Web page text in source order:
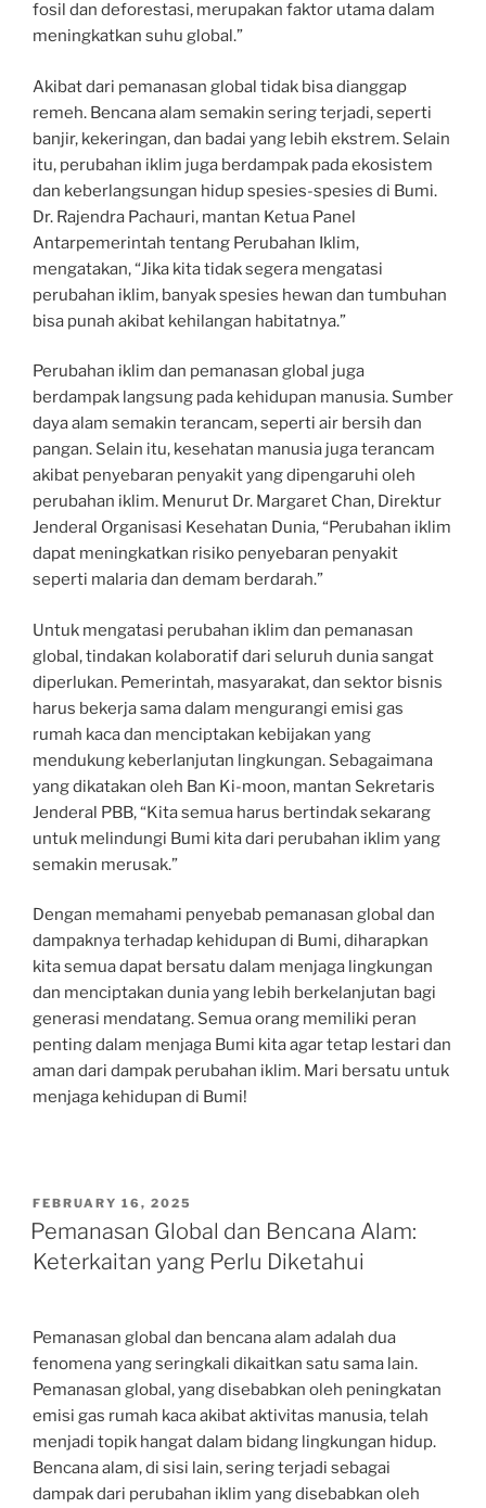
fosil dan deforestasi, merupakan faktor utama dalam
meningkatkan suhu global.”
Akibat dari pemanasan global tidak bisa dianggap
remeh. Bencana alam semakin sering terjadi, seperti
banjir, kekeringan, dan badai yang lebih ekstrem. Selain
itu, perubahan iklim juga berdampak pada ekosistem
dan keberlangsungan hidup spesies-spesies di Bumi.
Dr. Rajendra Pachauri, mantan Ketua Panel
Antarpemerintah tentang Perubahan Iklim,
mengatakan, “Jika kita tidak segera mengatasi
perubahan iklim, banyak spesies hewan dan tumbuhan
bisa punah akibat kehilangan habitatnya.”
Perubahan iklim dan pemanasan global juga
berdampak langsung pada kehidupan manusia. Sumber
daya alam semakin terancam, seperti air bersih dan
pangan. Selain itu, kesehatan manusia juga terancam
akibat penyebaran penyakit yang dipengaruhi oleh
perubahan iklim. Menurut Dr. Margaret Chan, Direktur
Jenderal Organisasi Kesehatan Dunia, “Perubahan iklim
dapat meningkatkan risiko penyebaran penyakit
seperti malaria dan demam berdarah.”
Untuk mengatasi perubahan iklim dan pemanasan
global, tindakan kolaboratif dari seluruh dunia sangat
diperlukan. Pemerintah, masyarakat, dan sektor bisnis
harus bekerja sama dalam mengurangi emisi gas
rumah kaca dan menciptakan kebijakan yang
mendukung keberlanjutan lingkungan. Sebagaimana
yang dikatakan oleh Ban Ki-moon, mantan Sekretaris
Jenderal PBB, “Kita semua harus bertindak sekarang
untuk melindungi Bumi kita dari perubahan iklim yang
semakin merusak.”
Dengan memahami penyebab pemanasan global dan
dampaknya terhadap kehidupan di Bumi, diharapkan
kita semua dapat bersatu dalam menjaga lingkungan
dan menciptakan dunia yang lebih berkelanjutan bagi
generasi mendatang. Semua orang memiliki peran
penting dalam menjaga Bumi kita agar tetap lestari dan
aman dari dampak perubahan iklim. Mari bersatu untuk
menjaga kehidupan di Bumi!
POSTED
ON
FEBRUARY 16, 2025
Pemanasan Global dan Bencana Alam:
Keterkaitan yang Perlu Diketahui
Pemanasan global dan bencana alam adalah dua
fenomena yang seringkali dikaitkan satu sama lain.
Pemanasan global, yang disebabkan oleh peningkatan
emisi gas rumah kaca akibat aktivitas manusia, telah
menjadi topik hangat dalam bidang lingkungan hidup.
Bencana alam, di sisi lain, sering terjadi sebagai
dampak dari perubahan iklim yang disebabkan oleh